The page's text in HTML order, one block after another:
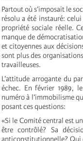
Partout où s’imposait le
résolu a été instauré:
propriété sociale réelle.
manque de
et citoyennes aux
sont plus des
travailleuses.
L’attitude arrogante du
échec. En février 1989,
numéro à l’immobilisme
posant ces questions:
«Si le Comité central est
être contrôlé? Sa
anticonstitutionnelle? Qui